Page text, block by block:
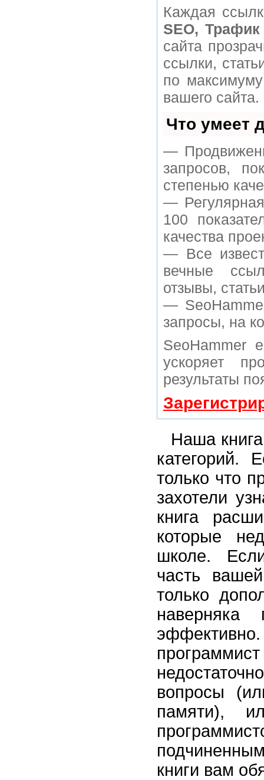
Каждая
SEO,
сайта
ссылки,
по
вашего сайта.
Что умеет
—
запросов,
степенью
—
100
качества
— Все
вечные
отзывы,
—
запросы, на
SeoHammer
ускоряет
результаты
Наша
категорий.
только что
захотели
книга
которые
школе.
часть
только
вопросы
памяти),
книги вам